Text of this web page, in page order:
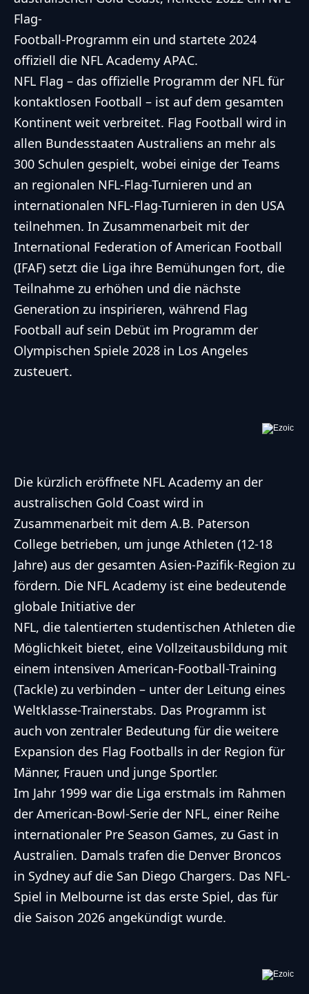
Flag-
Football-Programm ein und startete 2024
offiziell die NFL Academy APAC.
NFL Flag – das offizielle Programm der NFL für
kontaktlosen Football – ist auf dem gesamten
Kontinent weit verbreitet. Flag Football wird in
allen Bundesstaaten Australiens an mehr als
300 Schulen gespielt, wobei einige der Teams
an regionalen NFL-Flag-Turnieren und an
internationalen NFL-Flag-Turnieren in den USA
teilnehmen. In Zusammenarbeit mit der
International Federation of American Football
(IFAF) setzt die Liga ihre Bemühungen fort, die
Teilnahme zu erhöhen und die nächste
Generation zu inspirieren, während Flag
Football auf sein Debüt im Programm der
Olympischen Spiele 2028 in Los Angeles
zusteuert.
Die kürzlich eröffnete NFL Academy an der
australischen Gold Coast wird in
Zusammenarbeit mit dem A.B. Paterson
College betrieben, um junge Athleten (12-18
Jahre) aus der gesamten Asien-Pazifik-Region zu
fördern. Die NFL Academy ist eine bedeutende
globale Initiative der
NFL, die talentierten studentischen Athleten die
Möglichkeit bietet, eine Vollzeitausbildung mit
einem intensiven American-Football-Training
(Tackle) zu verbinden – unter der Leitung eines
Weltklasse-Trainerstabs. Das Programm ist
auch von zentraler Bedeutung für die weitere
Expansion des Flag Footballs in der Region für
Männer, Frauen und junge Sportler.
Im Jahr 1999 war die Liga erstmals im Rahmen
der American-Bowl-Serie der NFL, einer Reihe
internationaler Pre Season Games, zu Gast in
Australien. Damals trafen die Denver Broncos
in Sydney auf die San Diego Chargers. Das NFL-
Spiel in Melbourne ist das erste Spiel, das für
die Saison 2026 angekündigt wurde.